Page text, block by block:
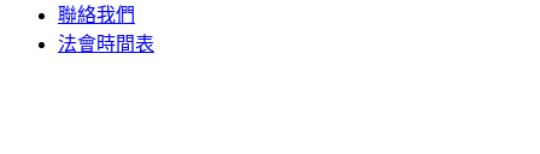
聯絡我們
法會時間表